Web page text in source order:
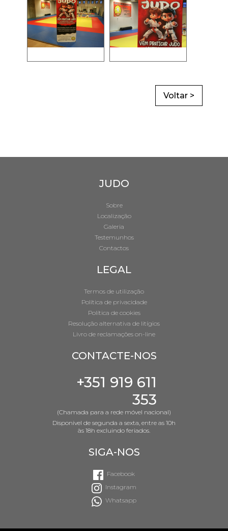
Voltar >
JUDO
Sobre
Localização
Galeria
Testemunhos
Contactos
LEGAL
Termos de utilização
Política de privacidade
Política de cookies
Resolução alternativa de litígios
Livro de reclamações on-line
CONTACTE-NOS
+351 919 611
353
(Chamada para a rede móvel nacional)
Disponivel de segunda a sexta, entre as 10h
às 18h excluindo feriados.
SIGA-NOS
Facebook
Instagram
Whatsapp